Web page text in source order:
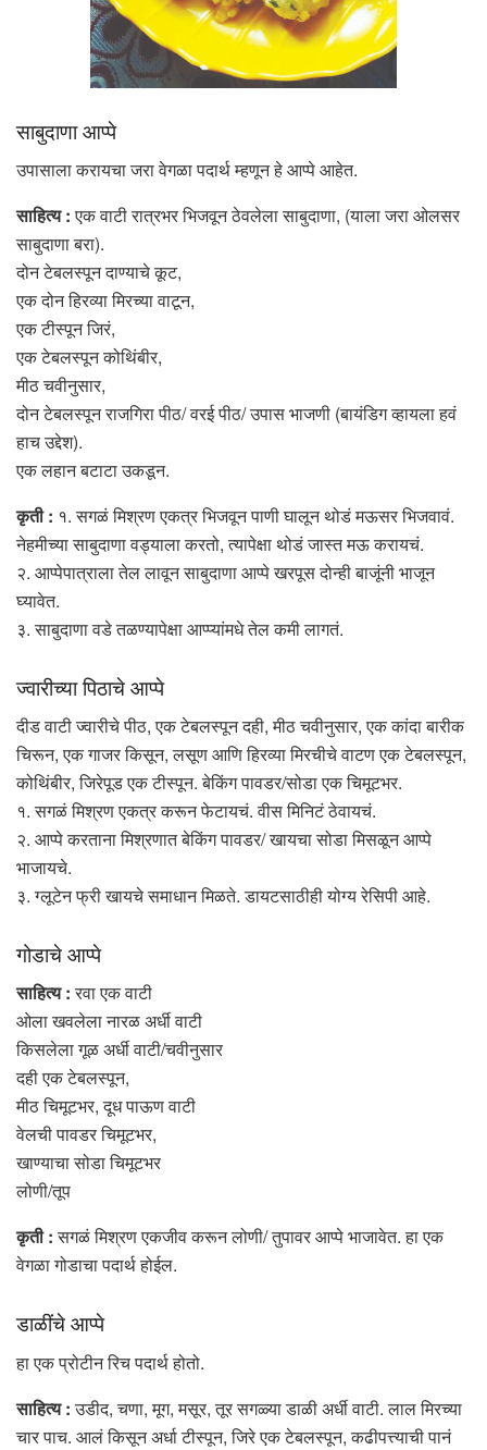
साबुदाणा आप्पे
उपासाला करायचा जरा वेगळा पदार्थ म्हणून हे आप्पे आहेत.
साहित्य :एक वाटी रात्रभर भिजवून ठेवलेला साबुदाणा, (याला जरा ओलसर
साबुदाणा बरा).
दोन टेबलस्पून दाण्याचे कूट,
एक दोन हिरव्या मिरच्या वाटून,
एक टीस्पून जिरं,
एक टेबलस्पून कोथिंबीर,
मीठ चवीनुसार,
दोन टेबलस्पून राजगिरा पीठ/ वरई पीठ/ उपास भाजणी (बायंडिग व्हायला हवं
हाच उद्देश).
एक लहान बटाटा उकडून.
कृती : १. सगळं मिश्रण एकत्र भिजवून पाणी घालून थोडं मऊसर भिजवावं.
नेहमीच्या साबुदाणा वड्याला करतो, त्यापेक्षा थोडं जास्त मऊ करायचं.
२. आप्पेपात्राला तेल लावून साबुदाणा आप्पे खरपूस दोन्ही बाजूंनी भाजून
घ्यावेत.
३. साबुदाणा वडे तळण्यापेक्षा आप्प्यांमधे तेल कमी लागतं.
ज्वारीच्या पिठाचे आप्पे
दीड वाटी ज्वारीचे पीठ, एक टेबलस्पून दही, मीठ चवीनुसार, एक कांदा बारीक
चिरून, एक गाजर किसून, लसूण आणि हिरव्या मिरचीचे वाटण एक टेबलस्पून,
कोथिंबीर, जिरेपूड एक टीस्पून. बेकिंग पावडर/सोडा एक चिमूटभर.
१. सगळं मिश्रण एकत्र करून फेटायचं. वीस मिनिटं ठेवायचं.
२. आप्पे करताना मिश्रणात बेकिंग पावडर/ खायचा सोडा मिसळून आप्पे
भाजायचे.
३. ग्लूटेन फ्री खायचे समाधान मिळते. डायटसाठीही योग्य रेसिपी आहे.
गोडाचे आप्पे
साहित्य :रवा एक वाटी
ओला खवलेला नारळ अर्धी वाटी
किसलेला गूळ अर्धी वाटी/चवीनुसार
दही एक टेबलस्पून,
मीठ चिमूटभर, दूध पाऊण वाटी
वेलची पावडर चिमूटभर,
खाण्याचा सोडा चिमूटभर
लोणी/तूप
कृती :सगळं मिश्रण एकजीव करून लोणी/ तुपावर आप्पे भाजावेत. हा एक
वेगळा गोडाचा पदार्थ होईल.
डाळींचे आप्पे
हा एक प्रोटीन रिच पदार्थ होतो.
साहित्य :उडीद, चणा, मूग, मसूर, तूर सगळ्या डाळी अर्धी वाटी. लाल मिरच्या
चार पाच. आलं किसून अर्धा टीस्पून, जिरे एक टेबलस्पून, कढीपत्त्याची पानं